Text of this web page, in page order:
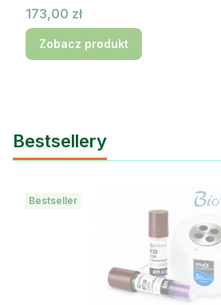
Cena
173,00 zł
Zobacz produkt
Bestsellery
Bestseller